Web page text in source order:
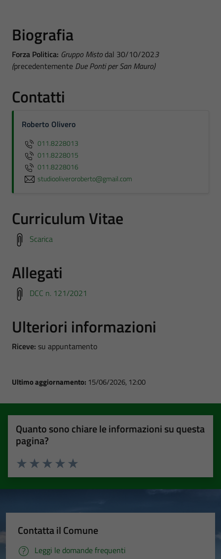
Biografia
Forza Politica: Gruppo Misto dal 30/10/2023
(precedentemente Due Ponti per San Mauro)
Contatti
Roberto Olivero
011.8228013
011.8228015
011.8228016
studiooliveroroberto@gmail.com
Curriculum Vitae
Scarica
Allegati
DCC n. 121/2021
Ulteriori informazioni
Riceve: su appuntamento
Ultimo aggiornamento: 15/06/2026, 12:00
Quanto sono chiare le informazioni su questa
pagina?
Valuta 5 stelle su 5
Valuta 4 stelle su 5
Valuta 3 stelle su 5
Valuta 2 stelle su 5
Valuta 1 stelle su 5
Contatta il Comune
Leggi le domande frequenti